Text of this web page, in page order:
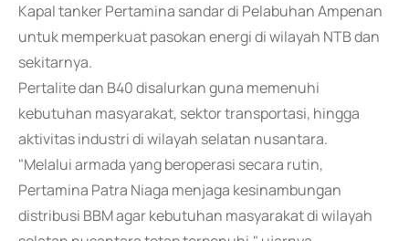
Kapal tanker Pertamina sandar di Pelabuhan Ampenan
untuk memperkuat pasokan energi di wilayah NTB dan
sekitarnya.
Pertalite dan B40 disalurkan guna memenuhi
kebutuhan masyarakat, sektor transportasi, hingga
aktivitas industri di wilayah selatan nusantara.
"Melalui armada yang beroperasi secara rutin,
Pertamina Patra Niaga menjaga kesinambungan
distribusi BBM agar kebutuhan masyarakat di wilayah